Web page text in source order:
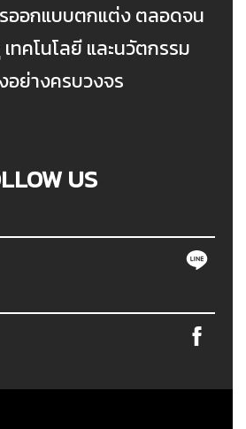
ออกแบบตกแต่ง ตลอดจน
ทคโนโลยี และนวัตกรรม
อย่างครบวงจร
US